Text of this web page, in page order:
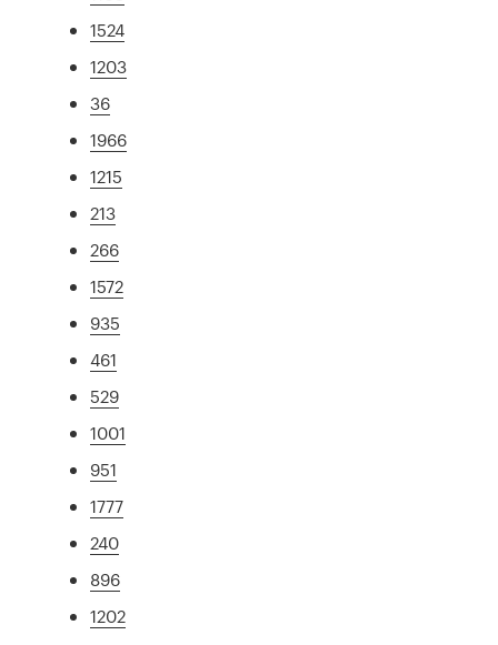
1524
1203
36
1966
1215
213
266
1572
935
461
529
1001
951
1777
240
896
1202